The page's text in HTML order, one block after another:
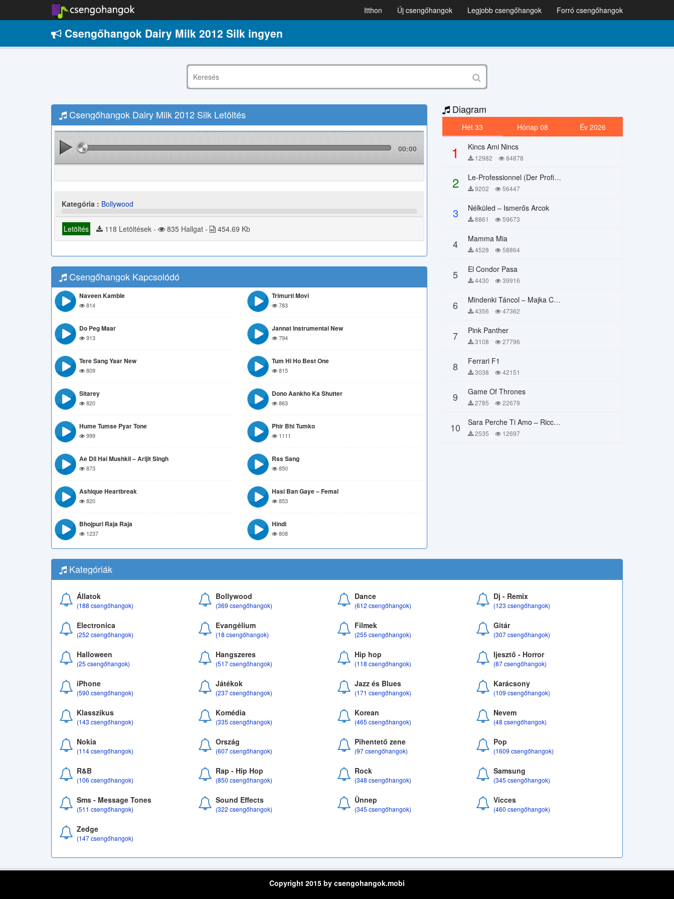
Itthon Új csengőhangok Legjobb csengőhangok Forró csengőhangok
Csengőhangok Dairy Milk 2012 Silk ingyen
Csengőhangok Dairy Milk 2012 Silk Letöltés
00:00
Kategória : Bollywood
Letöltés 118 Letöltések - 835 Hallgat - 454.69 Kb
Csengőhangok Kapcsolódó
Naveen Kamble
814
Trimurti Movi
783
Do Peg Maar
913
Jannat Instrumental New
794
Tere Sang Yaar New
809
Tum Hi Ho Best One
815
Sitarey
820
Dono Aankho Ka Shutter
863
Hume Tumse Pyar Tone
999
Phir Bhi Tumko
1111
Ae Dil Hai Mushkil – Arijit Singh
873
Rss Sang
850
Ashique Heartbreak
820
Hasi Ban Gaye – Femal
853
Bhojpuri Raja Raja
1237
Hindi
808
Diagram
Hét 33 Hónap 08 Év 2026
1 Kincs Ami Nincs
12982 84878
2 Le-Professionnel (Der Profi) – Chi Mai
9202 56447
3 Nélküled – Ismerős Arcok
8861 59673
4 Mamma Mia
4528 58864
5 El Condor Pasa
4430 39916
6 Mindenki Táncol – Majka Curtis, Péter Majoros
4356 47362
7 Pink Panther
3108 27796
8 Ferrari F1
3038 42151
9 Game Of Thrones
2785 22679
10 Sara Perche Ti Amo – Ricchi E Poveri
2535 12697
Kategóriák
Állatok
(188 csengőhangok)
Bollywood
(369 csengőhangok)
Dance
(612 csengőhangok)
Dj - Remix
(123 csengőhangok)
Electronica
(252 csengőhangok)
Evangélium
(18 csengőhangok)
Filmek
(255 csengőhangok)
Gitár
(307 csengőhangok)
Halloween
(25 csengőhangok)
Hangszeres
(517 csengőhangok)
Hip hop
(118 csengőhangok)
Ijesztő - Horror
(87 csengőhangok)
iPhone
(590 csengőhangok)
Játékok
(237 csengőhangok)
Jazz és Blues
(171 csengőhangok)
Karácsony
(109 csengőhangok)
Klasszikus
(143 csengőhangok)
Komédia
(335 csengőhangok)
Korean
(465 csengőhangok)
Nevem
(48 csengőhangok)
Nokia
(114 csengőhangok)
Ország
(607 csengőhangok)
Pihentető zene
(97 csengőhangok)
Pop
(1609 csengőhangok)
R&B
(106 csengőhangok)
Rap - Hip Hop
(850 csengőhangok)
Rock
(348 csengőhangok)
Samsung
(345 csengőhangok)
Sms - Message Tones
(511 csengőhangok)
Sound Effects
(322 csengőhangok)
Ünnep
(345 csengőhangok)
Vicces
(460 csengőhangok)
Zedge
(147 csengőhangok)
Copyright 2015 by csengohangok.mobi